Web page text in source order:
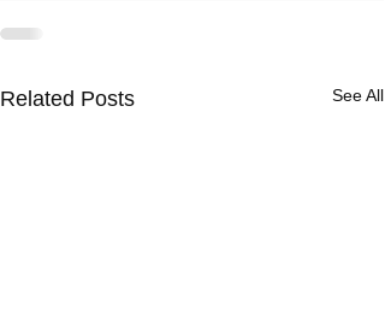
Related Posts See All